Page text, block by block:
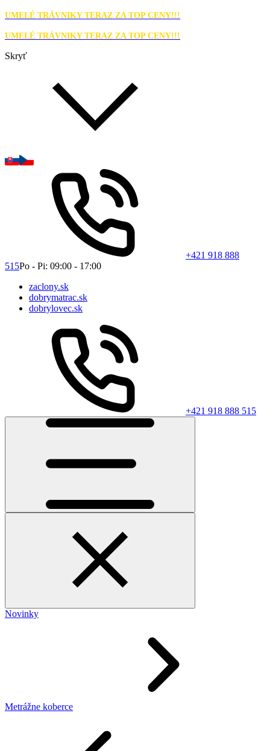
UMELÉ TRÁVNIKY TERAZ ZA TOP CENY!!!
UMELÉ TRÁVNIKY TERAZ ZA TOP CENY!!!
Skryť
+421 918 888
515Po - Pi: 09:00 - 17:00
zaclony.sk
dobrymatrac.sk
dobrylovec.sk
+421 918 888 515
Novinky
Metrážne koberce